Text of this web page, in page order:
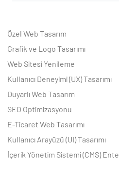
Özel Web Tasarım
Grafik ve Logo Tasarımı
Web Sitesi Yenileme
Kullanıcı Deneyimi (UX) Tasarımı
Duyarlı Web Tasarım
SEO Optimizasyonu
E-Ticaret Web Tasarımı
Kullanıcı Arayüzü (UI) Tasarımı
İçerik Yönetim Sistemi (CMS)